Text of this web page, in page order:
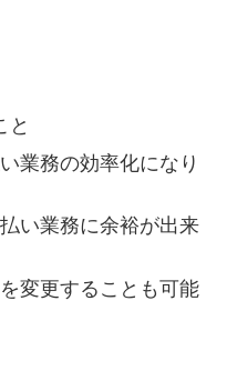
と
業務の効率化になり
い業務に余裕が出来
変更することも可能